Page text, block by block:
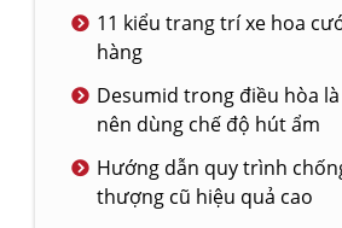
11 kiểu trang trí xe hoa
hàng
Desumid trong điều hòa
nên dùng chế độ hút ẩm
Hướng dẫn quy trình
thượng cũ hiệu quả cao